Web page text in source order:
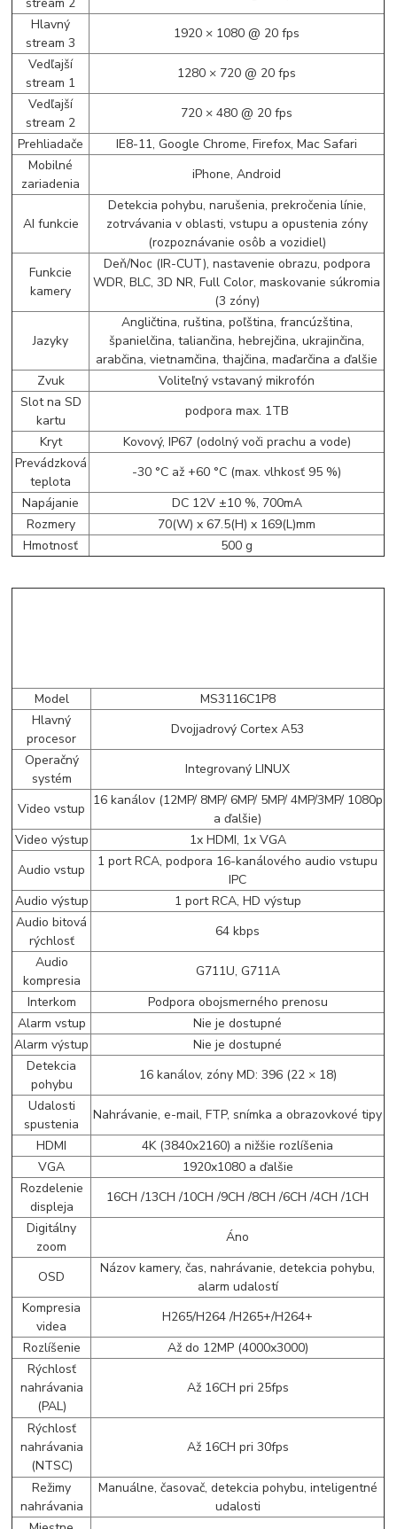
Hlavný
stream 3
1920 × 1080 @ 20 fps
Vedľajší
stream 1
1280 × 720 @ 20 fps
Vedľajší
stream 2
720 × 480 @ 20 fps
Prehliadače
IE8-11, Google Chrome, Firefox, Mac Safari
Mobilné
zariadenia
iPhone, Android
AI funkcie
Detekcia pohybu, narušenia, prekročenia línie,
zotrvávania v oblasti, vstupu a opustenia zóny
(rozpoznávanie osôb a vozidiel)
Funkcie
kamery
Deň/Noc (IR-CUT), nastavenie obrazu, podpora
WDR, BLC, 3D NR, Full Color, maskovanie súkromia
(3 zóny)
Jazyky
Angličtina, ruština, poľština, francúzština,
španielčina, taliančina, hebrejčina, ukrajinčina,
arabčina, vietnamčina, thajčina, maďarčina a ďalšie
Zvuk
Voliteľný vstavaný mikrofón
Slot na SD
kartu
podpora max. 1TB
Kryt
Kovový, IP67 (odolný voči prachu a vode)
Prevádzková
teplota
-30 °C až +60 °C (max. vlhkosť 95 %)
Napájanie
DC 12V ±10 %, 700mA
Rozmery
70(W) x 67.5(H) x 169(L)mm
Hmotnosť
500 g
Model
MS3116C1P8
Hlavný
procesor
Dvojjadrový Cortex A53
Operačný
systém
Integrovaný LINUX
Video vstup
16 kanálov (12MP/ 8MP/ 6MP/ 5MP/ 4MP/3MP/ 1080p
a ďalšie)
Video výstup
1x HDMI, 1x VGA
Audio vstup
1 port RCA, podpora 16-kanálového audio vstupu
IPC
Audio výstup
1 port RCA, HD výstup
Audio bitová
rýchlosť
64 kbps
Audio
kompresia
G711U, G711A
Interkom
Podpora obojsmerného prenosu
Alarm vstup
Nie je dostupné
Alarm výstup
Nie je dostupné
Detekcia
pohybu
16 kanálov, zóny MD: 396 (22 × 18)
Udalosti
spustenia
Nahrávanie, e-mail, FTP, snímka a obrazovkové tipy
HDMI
4K (3840x2160) a nižšie rozlíšenia
VGA
1920x1080 a ďalšie
Rozdelenie
displeja
16CH /13CH /10CH /9CH /8CH /6CH /4CH /1CH
Digitálny
zoom
Áno
OSD
Názov kamery, čas, nahrávanie, detekcia pohybu,
alarm udalostí
Kompresia
videa
H265/H264 /H265+/H264+
Rozlíšenie
Až do 12MP (4000x3000)
Rýchlosť
nahrávania
(PAL)
Až 16CH pri 25fps
Rýchlosť
nahrávania
(NTSC)
Až 16CH pri 30fps
Režimy
nahrávania
Manuálne, časovač, detekcia pohybu, inteligentné
udalosti